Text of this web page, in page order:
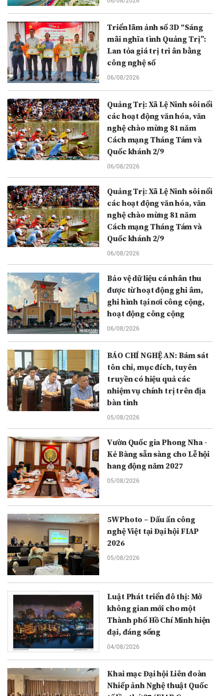
Triển lãm ảnh số 3D “Sáng
mãi nghĩa tình Quảng Trị”:
Lan tỏa giá trị tri ân bằng
công nghệ số
06/08/2026
Quảng Trị: Xã Lệ Ninh sôi nổi
các hoạt động văn hóa, văn
nghệ chào mừng 81 năm
Cách mạng Tháng Tám và
Quốc khánh 2/9
06/08/2026
Quảng Trị: Xã Lệ Ninh sôi nổi
các hoạt động văn hóa, văn
nghệ chào mừng 81 năm
Cách mạng Tháng Tám và
Quốc khánh 2/9
06/08/2026
Bảo vệ dữ liệu cá nhân thu
được từ hoạt động ghi âm,
ghi hình tại nơi công cộng,
hoạt động công cộng
06/08/2026
BÁO CHÍ NGHỆ AN: Bám sát
tôn chỉ, mục đích, tuyên
truyền có hiệu quả các
nhiệm vụ chính trị trên địa
bàn tỉnh
05/08/2026
Vườn Quốc gia Phong Nha -
Kẻ Bàng sẵn sàng cho Lễ hội
hang động năm 2027
05/08/2026
5WPhoto – Dấu ấn công
nghệ Việt tại Đại hội FIAP
2026
05/08/2026
Luật Phát triển đô thị: Mở
không gian mới cho một
Thành phố Hồ Chí Minh hiện
đại, đáng sống
04/08/2026
Khai mạc Đại hội Liên đoàn
Nhiếp ảnh Nghệ thuật Quốc